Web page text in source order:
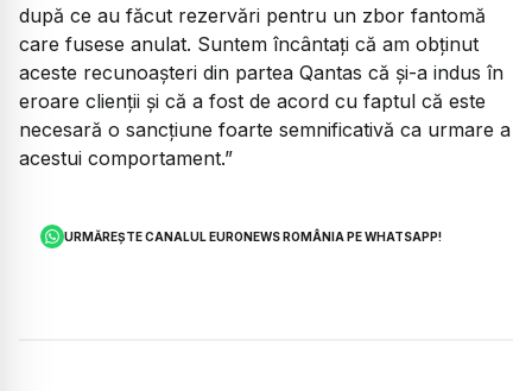
după ce au făcut rezervări pentru un zbor fantomă
care fusese anulat. Suntem încântați că am obținut
aceste recunoașteri din partea Qantas că și-a indus în
eroare clienții și că a fost de acord cu faptul că este
necesară o sancțiune foarte semnificativă ca urmare a
acestui comportament.”
URMĂREȘTE CANALUL EURONEWS ROMÂNIA PE WHATSAPP!